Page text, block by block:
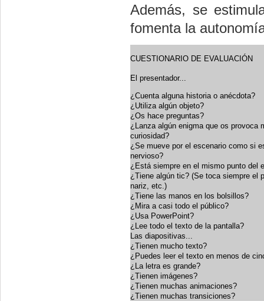
Además, se
fomenta la
CUESTIONARIO DE EVALUACIÓN
El presentador...
¿Cuenta alguna historia o anécdota?
¿Utiliza algún objeto?
¿Os hace preguntas?
¿Lanza algún enigma que os provoca
curiosidad?
¿Se mueve por el escenario como si
nervioso?
¿Está siempre en el mismo punto del
¿Tiene algún tic? (Se toca siempre el
nariz, etc.)
¿Tiene las manos en los bolsillos?
¿Mira a casi todo el público?
¿Usa PowerPoint?
¿Lee todo el texto de la pantalla?
Las diapositivas...
¿Tienen mucho texto?
¿Puedes leer el texto en menos de
¿La letra es grande?
¿Tienen imágenes?
¿Tienen muchas animaciones?
¿Tienen muchas transiciones?